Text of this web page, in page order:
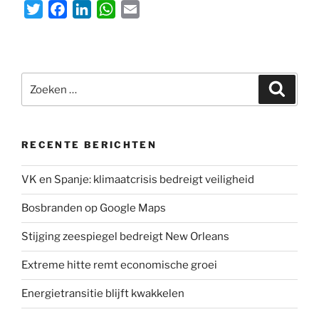
k
n
W
p
naar:
RECENTE BERICHTEN
VK en Spanje: klimaatcrisis bedreigt veiligheid
Bosbranden op Google Maps
Stijging zeespiegel bedreigt New Orleans
Extreme hitte remt economische groei
Energietransitie blijft kwakkelen